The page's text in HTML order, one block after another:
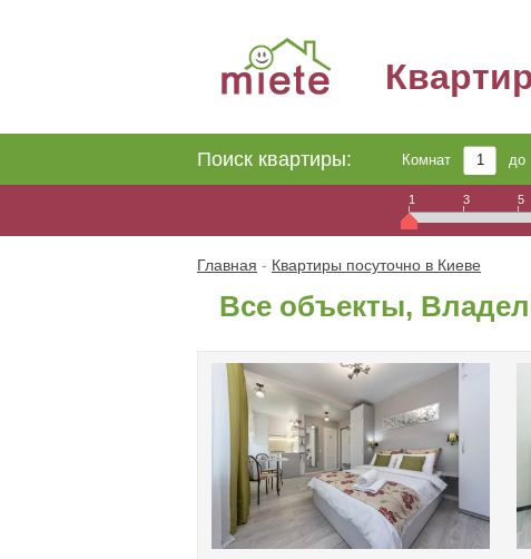
Поиск квартиры: Комнат до
1 3 5
Главная - Квартиры посуточно в Киеве
Все объекты,